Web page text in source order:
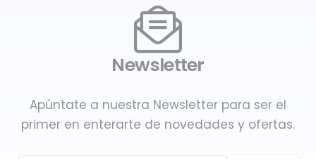
Newsletter
Apúntate a nuestra Newsletter para ser el
primer en enterarte de novedades y ofertas.